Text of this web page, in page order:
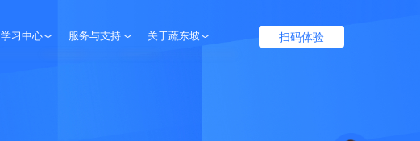
学习中心 服务与支持 关于蔬东坡 扫码体验